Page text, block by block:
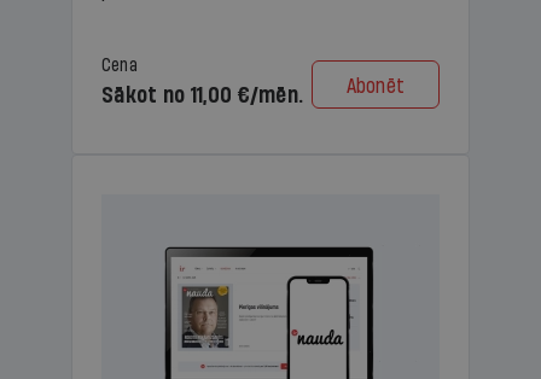
Cena
Sākot no 11,00 €/mēn. Abonēt